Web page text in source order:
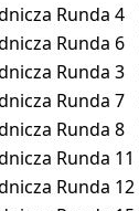
Runda 4
Runda 6
Runda 3
Runda 7
Runda 8
Runda 11
Runda 12